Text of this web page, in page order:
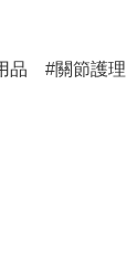
品 關節護理